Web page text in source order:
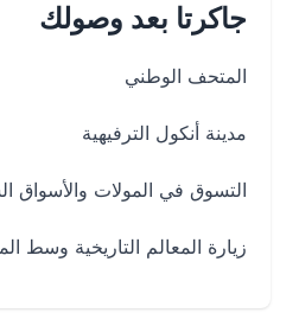
جاكرتا بعد وصولك
المتحف الوطني
مدينة أنكول الترفيهية
التسوق في المولات والأسواق الشعبية
زيارة المعالم التاريخية وسط المدينة